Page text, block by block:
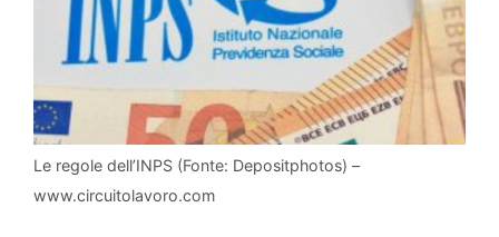
Le regole dell’INPS (Fonte: Depositphotos) –
www.circuitolavoro.com